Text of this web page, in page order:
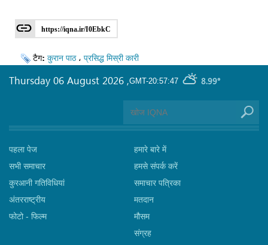
https://iqna.ir/I0EbkC
टैग: कुरान पाठ، प्रसिद्ध मिस्री कारी
GMT-20:57:47 8.99°
Thursday 06 August 2026 ,
पहला पेज
सभी समाचार
कुरआनी गतिविधियां
अंतरराष्ट्रीय
फोटो - फिल्म
हमारे बारे में
हमसे संपर्क करें
समाचार पत्रिका
मतदान
मौसम
संग्रह